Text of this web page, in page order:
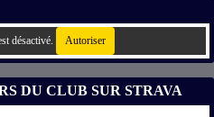
désactivé. Autoriser
DU CLUB SUR STRAVA